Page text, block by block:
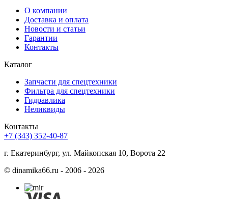
О компании
Доставка и оплата
Новости и статьи
Гарантии
Контакты
Каталог
Запчасти для спецтехники
Фильтра для спецтехники
Гидравлика
Неликвиды
Контакты
+7 (343) 352-40-87
г. Екатеринбург, ул. Майкопская 10, Ворота 22
© dinamika66.ru - 2006 - 2026